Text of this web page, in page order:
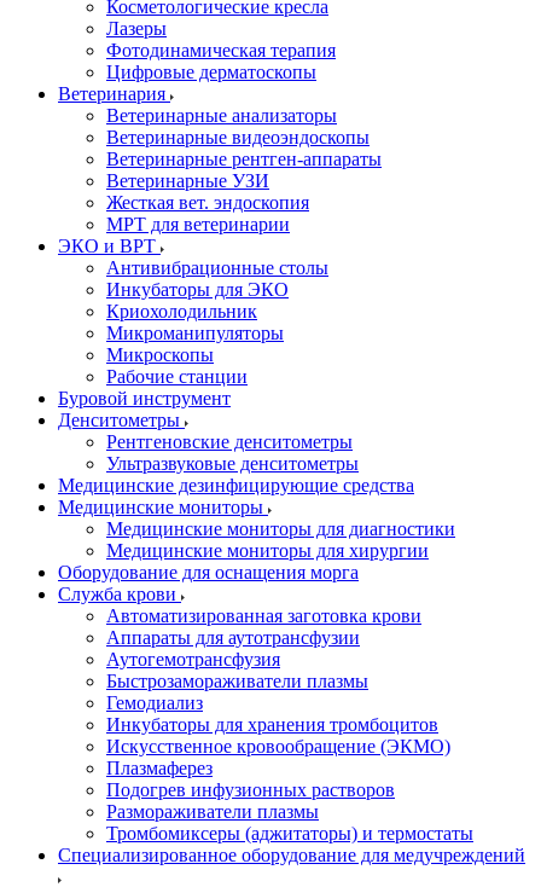
Косметологические кресла
Лазеры
Фотодинамическая терапия
Цифровые дерматоскопы
Ветеринария
Ветеринарные анализаторы
Ветеринарные видеоэндоскопы
Ветеринарные рентген-аппараты
Ветеринарные УЗИ
Жесткая вет. эндоскопия
МРТ для ветеринарии
ЭКО и ВРТ
Антивибрационные столы
Инкубаторы для ЭКО
Криохолодильник
Микроманипуляторы
Микроскопы
Рабочие станции
Буровой инструмент
Денситометры
Рентгеновские денситометры
Ультразвуковые денситометры
Медицинские дезинфицирующие средства
Медицинские мониторы
Медицинские мониторы для диагностики
Медицинские мониторы для хирургии
Оборудование для оснащения морга
Служба крови
Автоматизированная заготовка крови
Аппараты для аутотрансфузии
Аутогемотрансфузия
Быстрозамораживатели плазмы
Гемодиализ
Инкубаторы для хранения тромбоцитов
Искусственное кровообращение (ЭКМО)
Плазмаферез
Подогрев инфузионных растворов
Размораживатели плазмы
Тромбомиксеры (аджитаторы) и термостаты
Специализированное оборудование для медучреждений